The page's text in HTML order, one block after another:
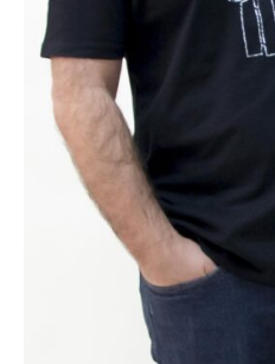
scelte
nella
pagina
prodotto